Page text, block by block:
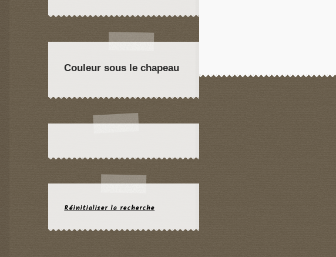
Couleur sous le chapeau
Réinitialiser la recherche